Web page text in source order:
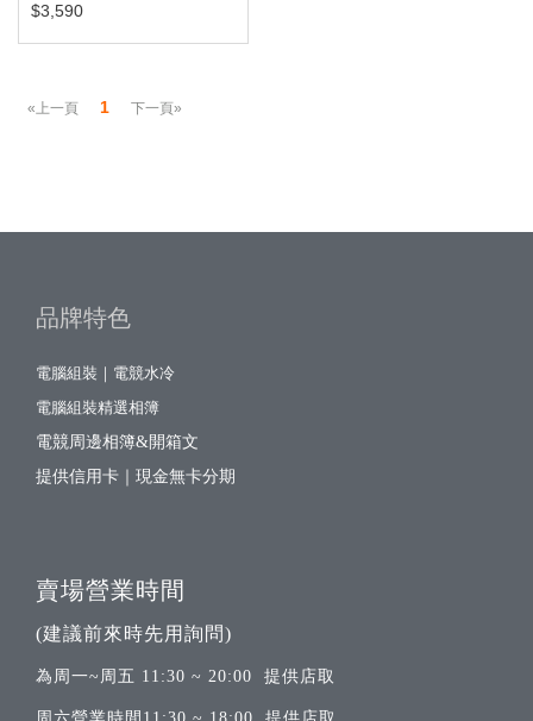
$3,590
«上一頁 1 下一頁»
品牌特色
電腦組裝｜電競水冷
電腦組裝精選相簿
電競周邊相簿&開箱文
提供信用卡｜現金無卡分期
賣場營業時間
(建議前來時先用詢問)
為周一~周五 11:30 ~ 20:00 提供店取